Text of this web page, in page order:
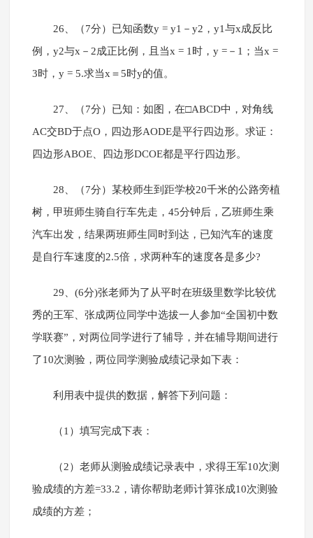
26、（7分）已知函数y = y1－y2，y1与x成反比
例，y2与x－2成正比例，且当x = 1时，y =－1；当x =
3时，y = 5.求当x＝5时y的值。
27、（7分）已知：如图，在□ABCD中，对角线
AC交BD于点O，四边形AODE是平行四边形。求证：
四边形ABOE、四边形DCOE都是平行四边形。
28、（7分）某校师生到距学校20千米的公路旁植
树，甲班师生骑自行车先走，45分钟后，乙班师生乘
汽车出发，结果两班师生同时到达，已知汽车的速度
是自行车速度的2.5倍，求两种车的速度各是多少?
29、(6分)张老师为了从平时在班级里数学比较优
秀的王军、张成两位同学中选拔一人参加“全国初中数
学联赛”，对两位同学进行了辅导，并在辅导期间进行
了10次测验，两位同学测验成绩记录如下表：
利用表中提供的数据，解答下列问题：
（1）填写完成下表：
（2）老师从测验成绩记录表中，求得王军10次测
验成绩的方差=33.2，请你帮助老师计算张成10次测验
成绩的方差；